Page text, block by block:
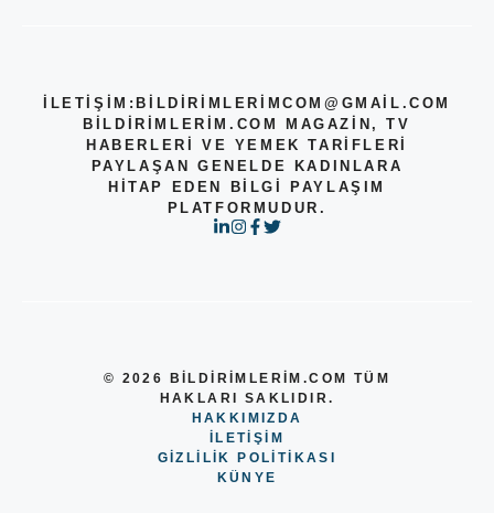
İLETİŞİM: BILDIRIMLERIMCOM@GMAIL.COM
BILDIRIMLERIM.COM MAGAZIN, TV
HABERLERI VE YEMEK TARIFLERI
PAYLAŞAN GENELDE KADINLARA
HITAP EDEN BILGI PAYLAŞIM
PLATFORMUDUR.
© 2026 BILDIRIMLERIM.COM TÜM
HAKLARI SAKLIDIR.
HAKKIMIZDA
ILETIŞIM
GIZLILIK POLITIKASI
KÜNYE